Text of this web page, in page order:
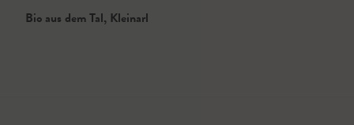
Bio aus dem Tal, Kleinarl